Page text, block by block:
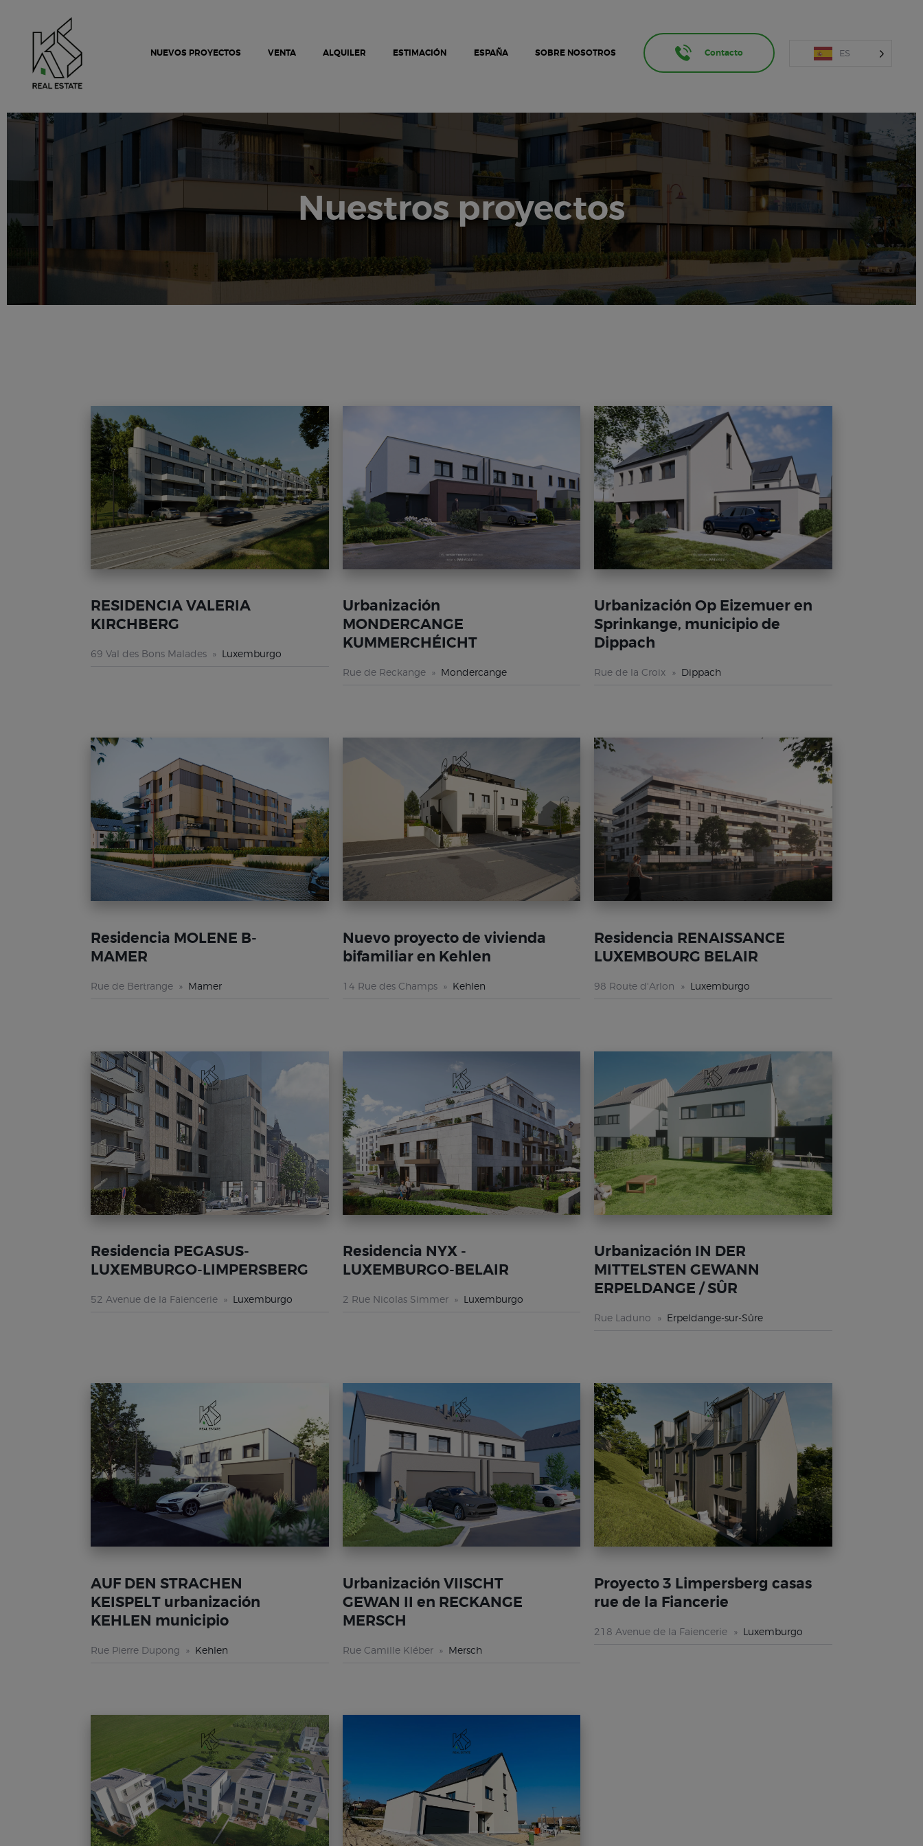
NUEVOS PROYECTOS VENTA ALQUILER ESTIMACIÓN ESPAÑA SOBRE NOSOTROS Contacto ES
Nuestros proyectos
ALQUILER
ESTIMACIÓN
CONTÁCTENOS
RESIDENCIA VALERIA
KIRCHBERG
69 Val des Bons Malades Luxemburgo
Urbanización
MONDERCANGE
KUMMERCHÉICHT
Rue de Reckange Mondercange
Urbanización Op Eizemuer en
Sprinkange, municipio de
Dippach
Rue de la Croix Dippach
Residencia MOLENE B-
MAMER
Rue de Bertrange Mamer
Nuevo proyecto de vivienda
bifamiliar en Kehlen
14 Rue des Champs Kehlen
Residencia RENAISSANCE
LUXEMBOURG BELAIR
98 Route d'Arlon Luxemburgo
Residencia PEGASUS-
LUXEMBURGO-LIMPERSBERG
52 Avenue de la Faiencerie Luxemburgo
Residencia NYX -
LUXEMBURGO-BELAIR
2 Rue Nicolas Simmer Luxemburgo
Urbanización IN DER
MITTELSTEN GEWANN
ERPELDANGE / SÛR
Rue Laduno Erpeldange-sur-Sûre
AUF DEN STRACHEN
KEISPELT urbanización
KEHLEN municipio
Rue Pierre Dupong Kehlen
Urbanización VIISCHT
GEWAN II en RECKANGE
MERSCH
Rue Camille Kléber Mersch
Proyecto 3 Limpersberg casas
rue de la Fiancerie
218 Avenue de la Faiencerie Luxemburgo